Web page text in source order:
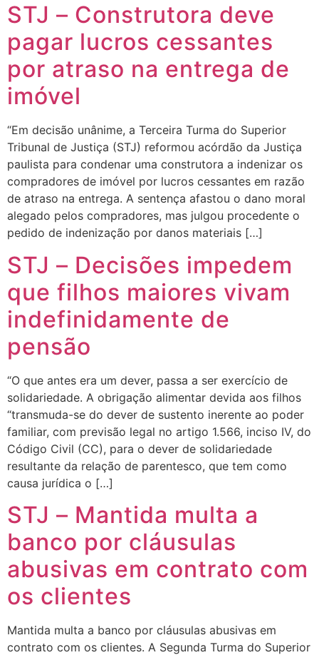
STJ – Construtora deve
pagar lucros cessantes
por atraso na entrega de
imóvel
“Em decisão unânime, a Terceira Turma do Superior
Tribunal de Justiça (STJ) reformou acórdão da Justiça
paulista para condenar uma construtora a indenizar os
compradores de imóvel por lucros cessantes em razão
de atraso na entrega. A sentença afastou o dano moral
alegado pelos compradores, mas julgou procedente o
pedido de indenização por danos materiais […]
STJ – Decisões impedem
que filhos maiores vivam
indefinidamente de
pensão
“O que antes era um dever, passa a ser exercício de
solidariedade. A obrigação alimentar devida aos filhos
“transmuda-se do dever de sustento inerente ao poder
familiar, com previsão legal no artigo 1.566, inciso IV, do
Código Civil (CC), para o dever de solidariedade
resultante da relação de parentesco, que tem como
causa jurídica o […]
STJ – Mantida multa a
banco por cláusulas
abusivas em contrato com
os clientes
Mantida multa a banco por cláusulas abusivas em
contrato com os clientes. A Segunda Turma do Superior